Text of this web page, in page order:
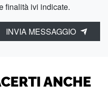
finalità ivi indicate.
INVIA MESSAGGIO
ANCHE